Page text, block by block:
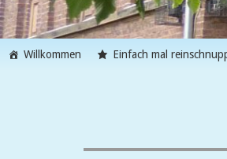
Willkommen Einfach mal